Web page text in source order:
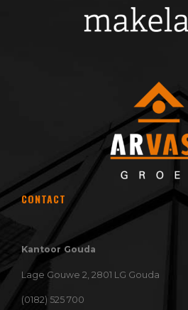
CONTACT
Kantoor Gouda
Lage Gouwe 2, 2801 LG Gouda
(0182) 525 700